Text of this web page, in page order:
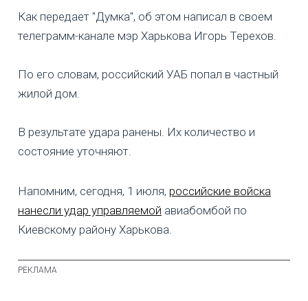
Как передает "Думка", об этом написал в своем
телеграмм-канале мэр Харькова Игорь Терехов.
По его словам, российский УАБ попал в частный
жилой дом.
В результате удара ранены. Их количество и
состояние уточняют.
Напомним, сегодня, 1 июля, российские войска
нанесли удар управляемой авиабомбой по
Киевскому району Харькова.